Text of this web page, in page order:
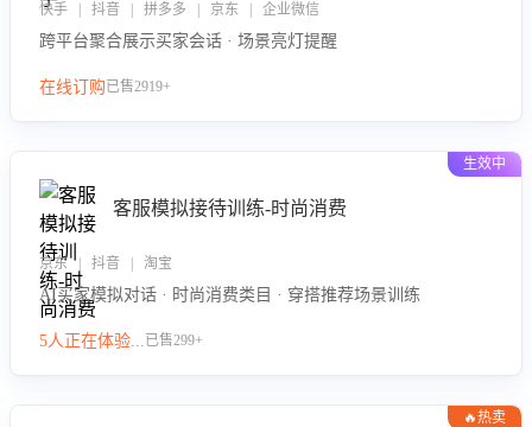
快手 | 抖音 | 拼多多 | 京东 | 企业微信
跨平台聚合展示买家会话 · 场景亮灯提醒
在线订购已售2919+
生效中
客服模拟接待训练-时尚消费
京东 | 抖音 | 淘宝
AI买家模拟对话 · 时尚消费类目 · 穿搭推荐场景训练
5人正在体验...已售299+
🔥热卖